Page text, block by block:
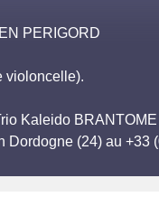
PERIGORD
violoncelle).
Kaleido
(24) au +33